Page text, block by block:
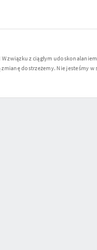
W związku z ciągłym
zmianę dostrzeżemy. Nie jesteśmy